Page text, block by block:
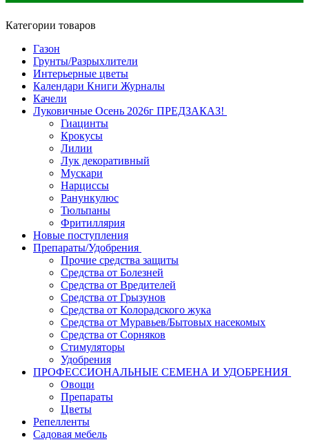
Категории товаров
Газон
Грунты/Разрыхлители
Интерьерные цветы
Календари Книги Журналы
Качели
Луковичные Осень 2026г ПРЕДЗАКАЗ!
Гиацинты
Крокусы
Лилии
Лук декоративный
Мускари
Нарциссы
Ранункулюс
Тюльпаны
Фритиллярия
Новые поступления
Препараты/Удобрения
Прочие средства защиты
Средства от Болезней
Средства от Вредителей
Средства от Грызунов
Средства от Колорадского жука
Средства от Муравьев/Бытовых насекомых
Средства от Сорняков
Стимуляторы
Удобрения
ПРОФЕССИОНАЛЬНЫЕ СЕМЕНА И УДОБРЕНИЯ
Овощи
Препараты
Цветы
Репелленты
Садовая мебель